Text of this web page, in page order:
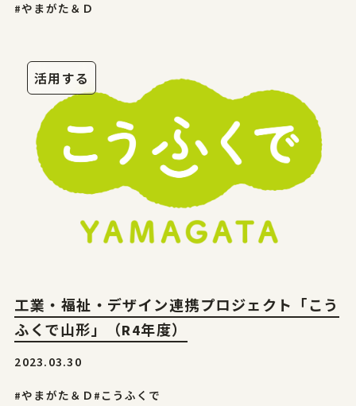
#やまがた＆Ｄ
活用する
工業・福祉・デザイン連携プロジェクト「こう
ふくで山形」（R4年度）
2023.03.30
#やまがた＆Ｄ #こうふくで